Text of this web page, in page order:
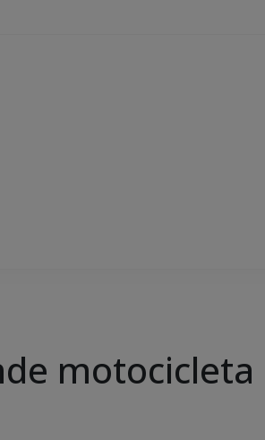
motocicleta